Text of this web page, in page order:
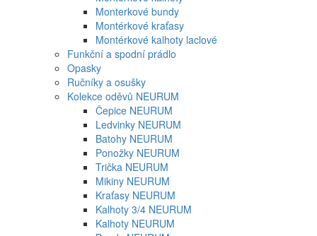
Monterkové bundy
Montérkové kraťasy
Montérkové kalhoty laclové
Funkční a spodní prádlo
Opasky
Ručníky a osušky
Kolekce oděvů NEURUM
Čepice NEURUM
Ledvinky NEURUM
Batohy NEURUM
Ponožky NEURUM
Trička NEURUM
Mikiny NEURUM
Kraťasy NEURUM
Kalhoty 3/4 NEURUM
Kalhoty NEURUM